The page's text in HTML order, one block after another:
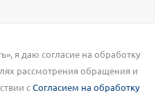
я даю согласие на обработку
рассмотрения обращения и
сСогласием на обработку